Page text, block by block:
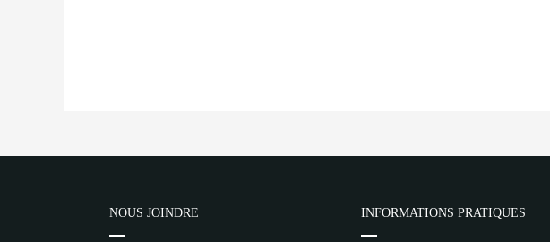
NOUS JOINDRE INFORMATIONS PRATIQUES